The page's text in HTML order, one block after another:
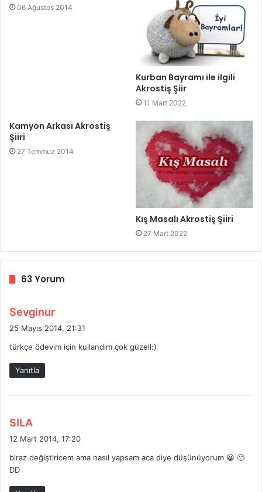
06 Ağustos 2014
Kurban Bayramı ile ilgili
Akrostiş Şiir
11 Mart 2022
Kamyon Arkası Akrostiş
Şiiri
27 Temmuz 2014
Kış Masalı Akrostiş Şiiri
27 Mart 2022
63 Yorum
Sevginur
e
i
25 Mayıs 2014, 21:31
türkçe ödevim için kullandım çok güzell:)
Yanıtla
SILA
i
i
12 Mart 2014, 17:20
biraz değiştiricem ama nasıl yapsam aca diye düşünüyorum 😀 🙁
DD